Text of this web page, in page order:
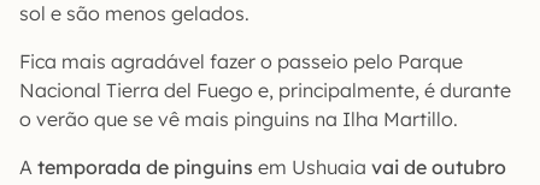
sol e são menos gelados.
Fica mais agradável fazer o passeio pelo Parque
Nacional Tierra del Fuego e, principalmente, é durante
o verão que se vê mais pinguins na Ilha Martillo.
A temporada de pinguins em Ushuaia vai de outubro